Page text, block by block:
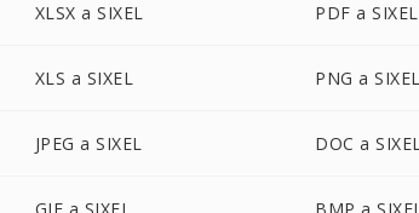
XLSX a SIXEL PDF a SIXEL
XLS a SIXEL PNG a SIXEL
JPEG a SIXEL DOC a